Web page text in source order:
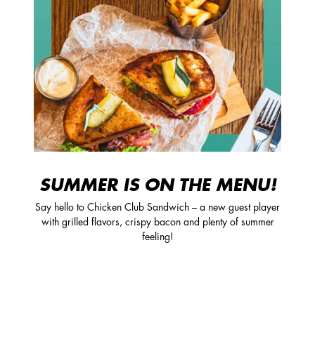
SUMMER IS ON THE MENU!
Say hello to Chicken Club Sandwich – a new guest player
with grilled flavors, crispy bacon and plenty of summer
feeling!